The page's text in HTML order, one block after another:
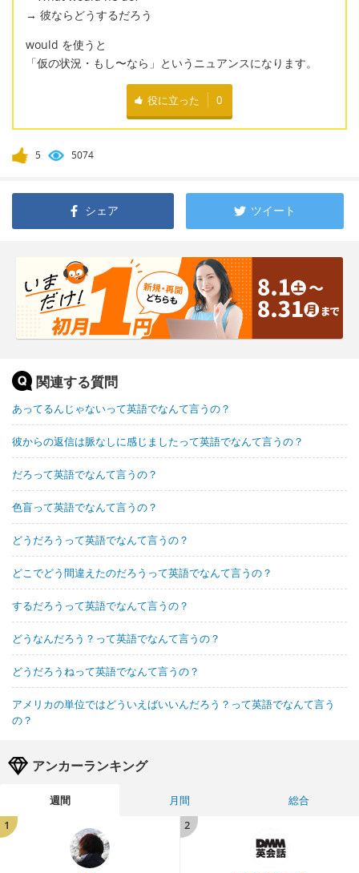
→ 彼ならどうするだろう
would を使うと
「仮の状況・もし〜なら」というニュアンスになります。
役に立った 0
5 5074
シェア ツイート
関連する質問
あってるんじゃないって英語でなんて言うの？
彼からの返信は脈なしに感じましたって英語でなんて言うの？
だろって英語でなんて言うの？
色盲って英語でなんて言うの？
どうだろうって英語でなんて言うの？
どこでどう間違えたのだろうって英語でなんて言うの？
するだろうって英語でなんて言うの？
どうなんだろう？って英語でなんて言うの？
どうだろうねって英語でなんて言うの？
アメリカの単位ではどういえばいいんだろう？って英語でなんて言う
の？
アンカーランキング
週間 月間
総合
1
2